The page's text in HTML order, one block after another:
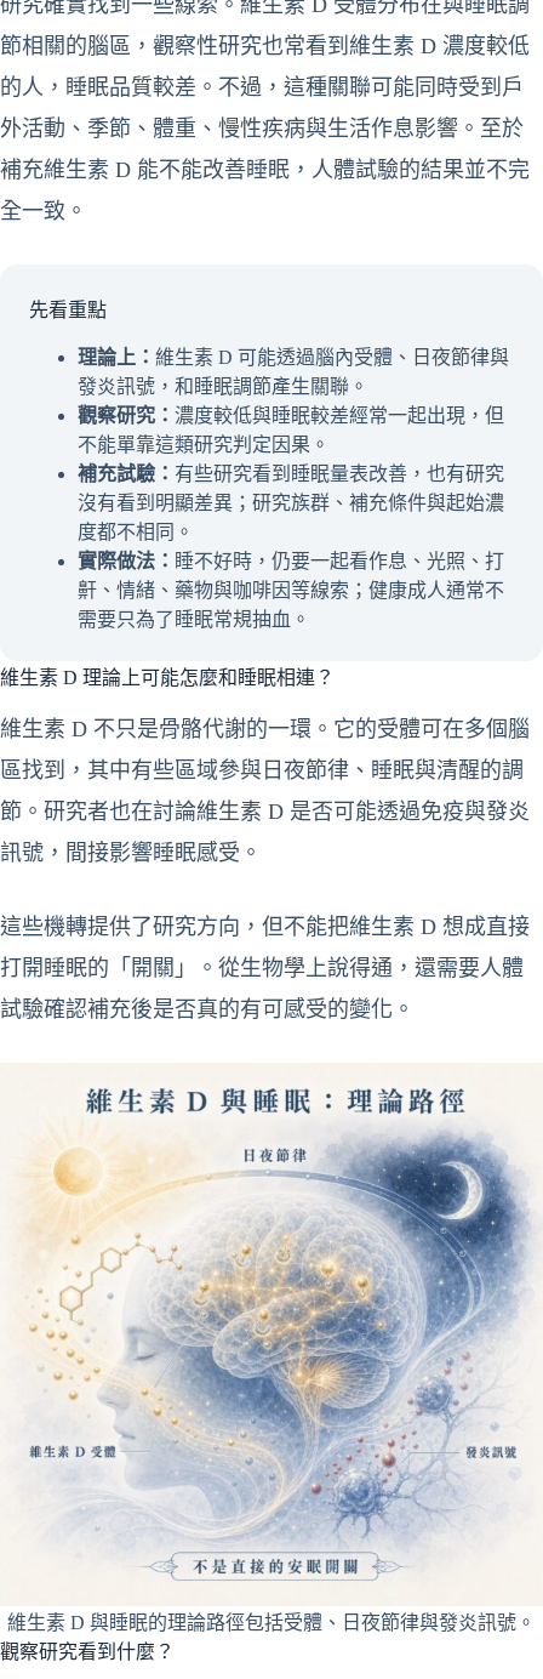
研究確實找到一些線索。維生素 D 受體分布在與睡眠調
節相關的腦區，觀察性研究也常看到維生素 D 濃度較低
的人，睡眠品質較差。不過，這種關聯可能同時受到戶
外活動、季節、體重、慢性疾病與生活作息影響。至於
補充維生素 D 能不能改善睡眠，人體試驗的結果並不完
全一致。
先看重點
理論上： 維生素 D 可能透過腦內受體、日夜節律與
發炎訊號，和睡眠調節產生關聯。
觀察研究： 濃度較低與睡眠較差經常一起出現，但
不能單靠這類研究判定因果。
補充試驗： 有些研究看到睡眠量表改善，也有研究
沒有看到明顯差異；研究族群、補充條件與起始濃
度都不相同。
實際做法： 睡不好時，仍要一起看作息、光照、打
鼾、情緒、藥物與咖啡因等線索；健康成人通常不
需要只為了睡眠常規抽血。
維生素 D 理論上可能怎麼和睡眠相連？
維生素 D 不只是骨骼代謝的一環。它的受體可在多個腦
區找到，其中有些區域參與日夜節律、睡眠與清醒的調
節。研究者也在討論維生素 D 是否可能透過免疫與發炎
訊號，間接影響睡眠感受。
這些機轉提供了研究方向，但不能把維生素 D 想成直接
打開睡眠的「開關」。從生物學上說得通，還需要人體
試驗確認補充後是否真的有可感受的變化。
維生素 D 與睡眠的理論路徑包括受體、日夜節律與發炎訊號。
觀察研究看到什麼？